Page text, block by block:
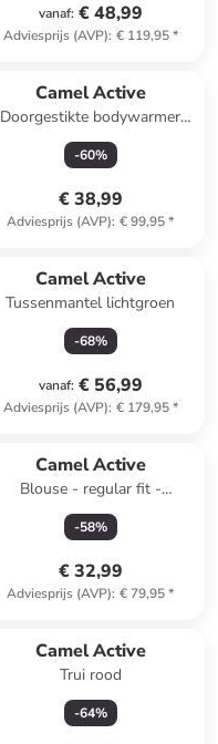
vanaf: € 48,99
Adviesprijs (AVP): € 119,95*
Camel Active
Doorgestikte bodywarmer
lichtblauw
-60%
€ 38,99
Adviesprijs (AVP): € 99,95*
Camel Active
Tussenmantel lichtgroen
-68%
vanaf: € 56,99
Adviesprijs (AVP): € 179,95*
Camel Active
Blouse - regular fit -
donkerblauw
-58%
€ 32,99
Adviesprijs (AVP): € 79,95*
Camel Active
Trui rood
-64%